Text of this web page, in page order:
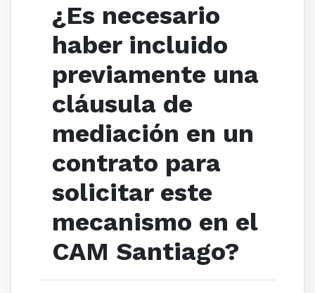
¿Es necesario
haber incluido
previamente una
cláusula de
mediación en un
contrato para
solicitar este
mecanismo en el
CAM Santiago?